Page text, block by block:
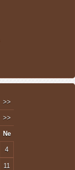
>>
>>
Ne
4
11